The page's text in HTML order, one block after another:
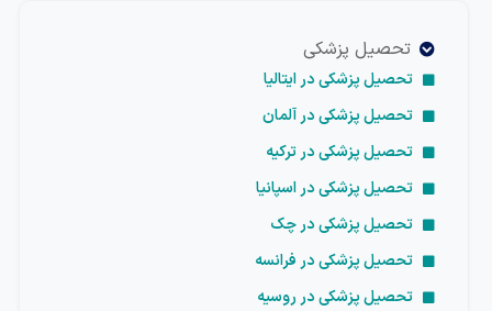
تحصیل پزشکی
تحصیل پزشکی در ایتالیا
تحصیل پزشکی در آلمان
تحصیل پزشکی در ترکیه
تحصیل پزشکی در اسپانیا
تحصیل پزشکی در چک
تحصیل پزشکی در فرانسه
تحصیل پزشکی در روسیه